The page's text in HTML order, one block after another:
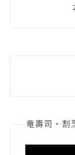
竜壽司‧割